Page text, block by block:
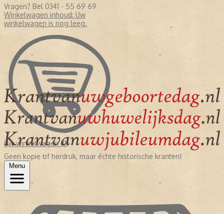
Vragen? Bel 0341 - 55 69 69
Winkelwagen inhoud: Uw
winkelwagen is nog leeg.
Uw winkelwagen (0)
Geen kopie of herdruk, maar échte historische kranten!
Menu